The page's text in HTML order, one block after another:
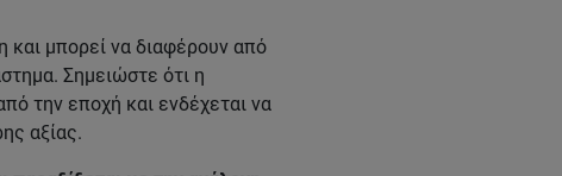
και μπορεί να διαφέρουν από
Σημειώστε ότι η
την εποχή και ενδέχεται να
αξίας.